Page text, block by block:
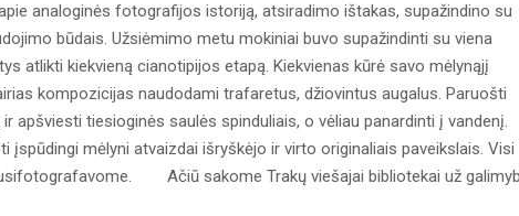
analoginės fotografijos istoriją, atsiradimo ištakas, supažindino su
būdais. Užsiėmimo metu mokiniai buvo supažindinti su viena
atlikti kiekvieną cianotipijos etapą. Kiekvienas kūrė savo mėlynąjį
kompozicijas naudodami trafaretus, džiovintus augalus. Paruošti
apšviesti tiesioginės saulės spinduliais, o vėliau panardinti į vandenį.
įspūdingi mėlyni atvaizdai išryškėjo ir virto originaliais paveikslais. Visi
Ačiū sakome Trakų viešajai bibliotekai už